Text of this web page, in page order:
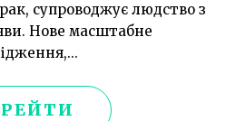
супроводжує людство з
Нове масштабне